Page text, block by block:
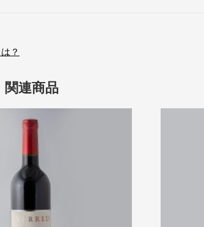
？
関連商品